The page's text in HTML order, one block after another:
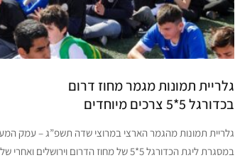
גלריית תמונות מגמר מחוז דרום
בכדורגל 5*5 צרכים מיוחדים
במסגרת ליגת הכדורגל 5*5 של מחוז הדרום